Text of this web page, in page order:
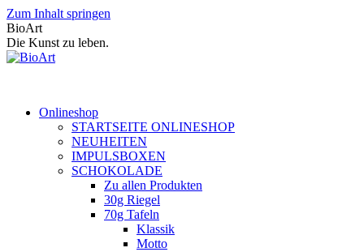
Zum Inhalt springen
BioArt
Die Kunst zu leben.
Onlineshop
STARTSEITE ONLINESHOP
NEUHEITEN
IMPULSBOXEN
SCHOKOLADE
Zu allen Produkten
30g Riegel
70g Tafeln
Klassik
Motto